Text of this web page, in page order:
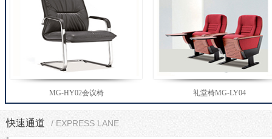
MG-HY02会议椅 礼堂椅MG-LY04
快速通道 / EXPRESS LANE